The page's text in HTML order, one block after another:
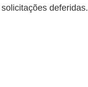
deferidas.